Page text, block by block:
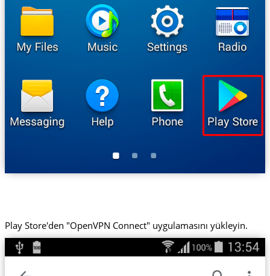
Play Store'den "OpenVPN Connect" uygulamasını yükleyin.